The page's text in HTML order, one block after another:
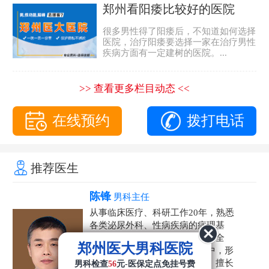
郑州看阳痿比较好的医院
很多男性得了阳痿后，不知道如何选择
医院，治疗阳痿要选择一家在治疗男性
疾病方面有一定建树的医院。...
>> 查看更多栏目动态 <<
在线预约 拨打电话
推荐医生
陈锋 男科主任
从事临床医疗、科研工作20年，熟悉
各类泌尿外科、性病疾病的病理基
础，诊断治疗和临床操作，技术全
面。在男科疾病的诊断和诊疗中，形
成了一套独具特色的诊疗方案。擅长
郑州医大男科医院
男科检查56元-医保定点免挂号费